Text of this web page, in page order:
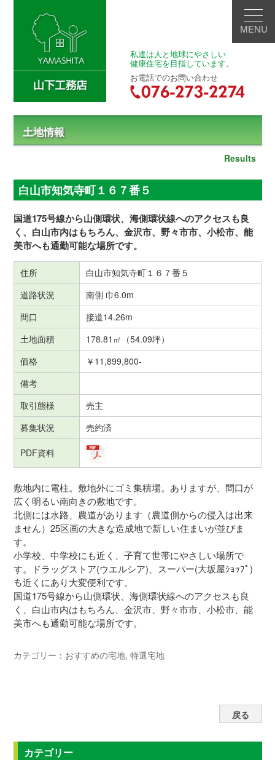
MENU
私達は人と地球にやさしい
健康住宅を目指しています。
お電話でのお問い合わせ
土地情報
Results
白山市知気寺町１６７番５
国道175号線から山側環状、海側環状線へのアクセスも良
く、白山市内はもちろん、金沢市、野々市市、小松市、能
美市へも通勤可能な場所です。
住所
白山市知気寺町１６７番５
道路状況
南側 巾6.0m
間口
接道14.26m
土地面積
178.81㎡（54.09坪）
価格
￥11,899,800-
備考
取引態様
売主
募集状況
売約済
PDF資料
敷地内に電柱。敷地外にゴミ集積場。ありますが、間口が
広く明るい南向きの敷地です。
北側には水路、農道があります（農道側からの侵入は出来
ません）25区画の大きな造成地で新しい住まいが並びま
す。
小学校、中学校にも近く、子育て世帯にやさしい場所で
す。ドラッグストア(ウエルシア)、スーパー(大坂屋ｼｮｯﾌﾟ)
も近くにあり大変便利です。
国道175号線から山側環状、海側環状線へのアクセスも良
く、白山市内はもちろん、金沢市、野々市市、小松市、能
美市へも通勤可能な場所です。
カテゴリー：おすすめの宅地, 特選宅地
戻る
カテゴリー